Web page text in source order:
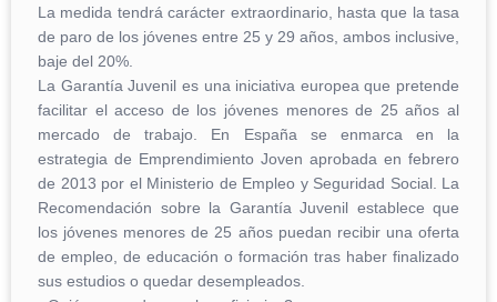
La medida tendrá carácter extraordinario, hasta que la tasa
de paro de los jóvenes entre 25 y 29 años, ambos inclusive,
baje del 20%.
La Garantía Juvenil es una iniciativa europea que pretende
facilitar el acceso de los jóvenes menores de 25 años al
mercado de trabajo. En España se enmarca en la
estrategia de Emprendimiento Joven aprobada en febrero
de 2013 por el Ministerio de Empleo y Seguridad Social. La
Recomendación sobre la Garantía Juvenil establece que
los jóvenes menores de 25 años puedan recibir una oferta
de empleo, de educación o formación tras haber finalizado
sus estudios o quedar desempleados.